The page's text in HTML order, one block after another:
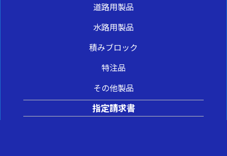
道路用製品
水路用製品
積みブロック
特注品
その他製品
指定請求書